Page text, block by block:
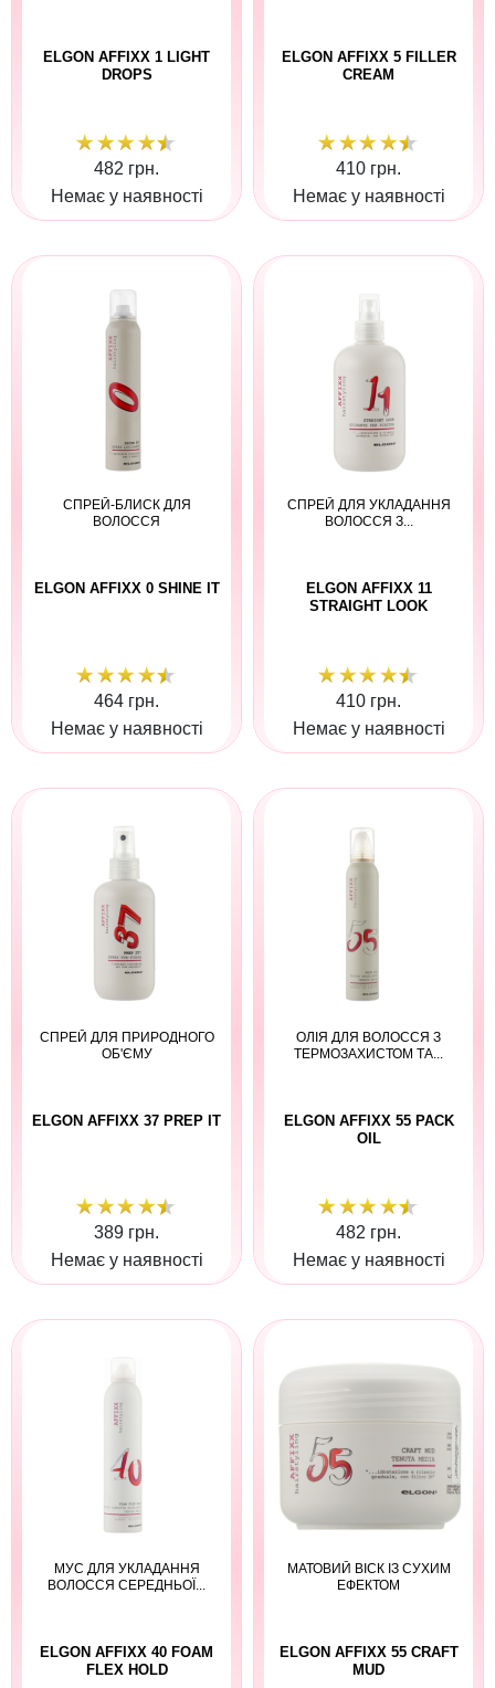
ELGON AFFIXX 1 LIGHT
DROPS
482 грн.
Немає у наявності
ELGON AFFIXX 5 FILLER
CREAM
410 грн.
Немає у наявності
СПРЕЙ-БЛИСК ДЛЯ
ВОЛОССЯ
ELGON AFFIXX 0 SHINE IT
464 грн.
Немає у наявності
СПРЕЙ ДЛЯ УКЛАДАННЯ
ВОЛОССЯ З...
ELGON AFFIXX 11
STRAIGHT LOOK
410 грн.
Немає у наявності
СПРЕЙ ДЛЯ ПРИРОДНОГО
ОБ'ЄМУ
ELGON AFFIXX 37 PREP IT
389 грн.
Немає у наявності
ОЛІЯ ДЛЯ ВОЛОССЯ З
ТЕРМОЗАХИСТОМ ТА...
ELGON AFFIXX 55 PACK
OIL
482 грн.
Немає у наявності
МУС ДЛЯ УКЛАДАННЯ
ВОЛОССЯ СЕРЕДНЬОЇ...
ELGON AFFIXX 40 FOAM
FLEX HOLD
МАТОВИЙ ВІСК ІЗ СУХИМ
ЕФЕКТОМ
ELGON AFFIXX 55 CRAFT
MUD